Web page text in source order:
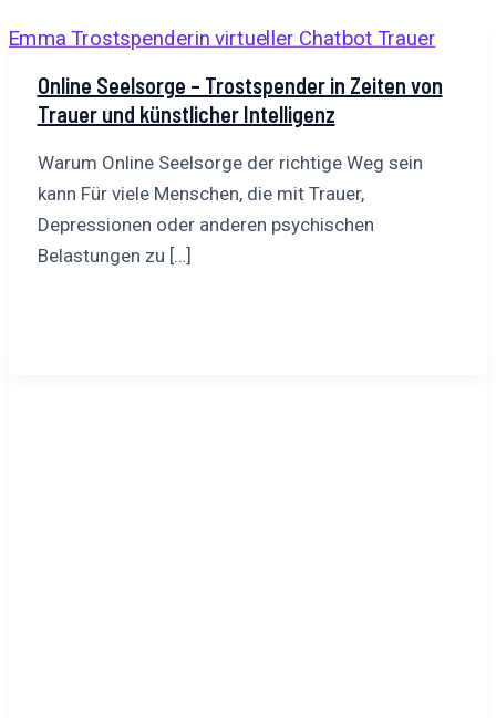
Online Seelsorge – Trostspender in Zeiten von
Trauer und künstlicher Intelligenz
Warum Online Seelsorge der richtige Weg sein
kann Für viele Menschen, die mit Trauer,
Depressionen oder anderen psychischen
Belastungen zu […]